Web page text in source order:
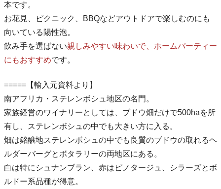
本です。
お花見、ピクニック、BBQなどアウトドアで楽しむのにも
向いている陽性泡。
飲み手を選ばない親しみやすい味わいで、ホームパーティー
にもおすすめです。
=====【輸入元資料より】
南アフリカ・ステレンボシュ地区の名門。
家族経営のワイナリーとしては、ブドウ畑だけで500haを所
有し、ステレンボシュの中でも大きい方に入る。
畑は銘醸地ステレンボシュの中でも良質のブドウの取れるヘ
ルダーバーグとボタラリーの両地区にある。
白は特にシュナンブラン、赤はピノタージュ、シラーズとボ
ルドー系品種が得意。